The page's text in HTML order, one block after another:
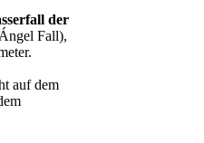
der
Fall),
auf dem